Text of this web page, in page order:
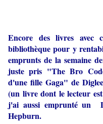
Encore des livres avec
bibliothèque pour y
emprunts de la semaine
juste pris "The Bro
d'une fille Gaga" de
(un livre dont le lecteur
j'ai aussi emprunté un
Hepburn.